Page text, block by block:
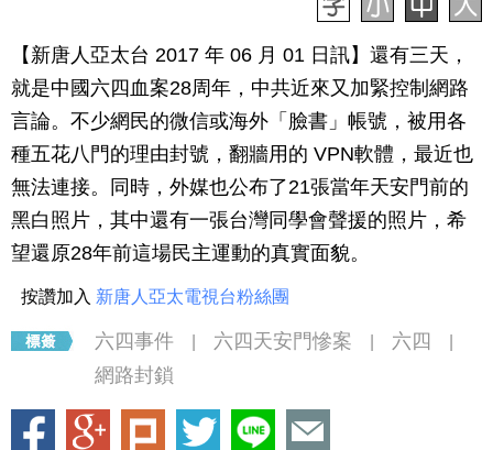
【新唐人亞太台 2017 年 06 月 01 日訊】還有三天，
就是中國六四血案28周年，中共近來又加緊控制網路
言論。不少網民的微信或海外「臉書」帳號，被用各
種五花八門的理由封號，翻牆用的 VPN軟體，最近也
無法連接。同時，外媒也公布了21張當年天安門前的
黑白照片，其中還有一張台灣同學會聲援的照片，希
望還原28年前這場民主運動的真實面貌。
按讚加入 新唐人亞太電視台粉絲團
六四事件 六四天安門慘案 六四
網路封鎖